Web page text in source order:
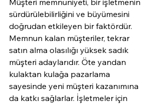
sürdürülebilirliğini ve büyümesini
doğrudan etkileyen bir faktördür.
Memnun kalan müşteriler, tekrar
satın alma olasılığı yüksek sadık
müşteri adaylarıdır. Öte yandan
kulaktan kulağa pazarlama
sayesinde yeni müşteri kazanımına
da katkı sağlarlar. İşletmeler için